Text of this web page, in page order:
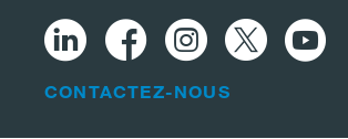
CONTACTEZ-NOUS